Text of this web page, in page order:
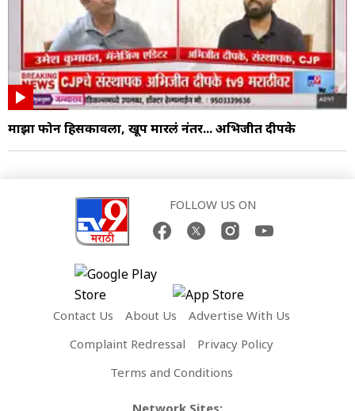
माझा फोन हिसकावला, खूप मारलं नंतर... अभिजीत दीपके
FOLLOW US ON
Contact Us About Us
Advertise With Us
Complaint Redressal
Privacy Policy
Terms and Conditions
Network Sites: